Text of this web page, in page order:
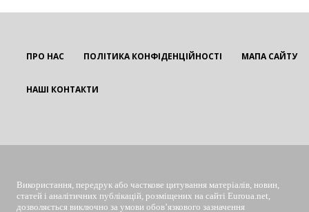
ПРО НАС ПОЛІТИКА КОНФІДЕНЦІЙНОСТІ МАПА САЙТУ
НАШІ КОНТАКТИ
Використання, передрук або часткове цитування матеріалів, новин,
статей і аналітичних публікацій, розміщених на сайті Euroua.net,
дозволяється виключно за умови обов’язкового зазначення